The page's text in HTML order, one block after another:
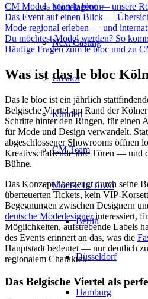
Modelagentur
Next Casting
Creator
Kunden
CM Team
Models In Town
Berlin
Düsseldorf
Hamburg
CM Models beim le bloc — unsere
Das Event auf einen Blick —
Mode regional erleben — und
Du möchtest Model werden? So
Häufige Fragen zum le bloc und zu
Was ist das le bloc
Das le bloc ist ein jährlich
Belgische Viertel am Rand der
Schritte hinter den Ringen, für einen
für Mode und Design verwandelt.
abgeschlossener Showrooms öffnen
Kreativschaffende ihre Türen — und
Bühne.
Das Konzept überzeugt durch seine
überteuerten Tickets, kein VIP-
Begegnungen zwischen Designern
deutsche Modedesignerinteressiert,
Möglichkeiten, aufstrebende Labels
des Events erinnert an das, was die
Hauptstadt bedeutet — nur deutlich
regionalem Charakter.
Das Belgische Viertel als